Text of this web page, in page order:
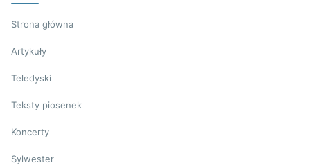
Strona główna
Artykuły
Teledyski
Teksty piosenek
Koncerty
Sylwester